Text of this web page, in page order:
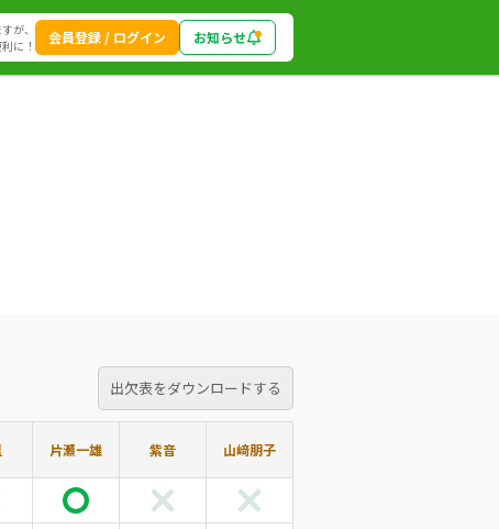
が、
に！
会員登録 / ログイン お知らせ
出欠表をダウンロードする
片瀬一雄 紫音 山﨑朋子